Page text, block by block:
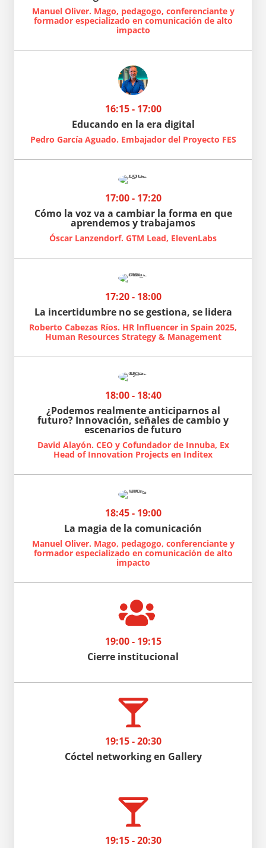
Manuel Oliver. Mago, pedagogo, conferenciante y
formador especializado en comunicación de alto
impacto
16:15 - 17:00
Educando en la era digital
Pedro García Aguado. Embajador del Proyecto FES
17:00 - 17:20
Cómo la voz va a cambiar la forma en que
aprendemos y trabajamos
Óscar Lanzendorf. GTM Lead, ElevenLabs
17:20 - 18:00
La incertidumbre no se gestiona, se lidera
Roberto Cabezas Ríos. HR lnfluencer in Spain 2025,
Human Resources Strategy & Management
18:00 - 18:40
¿Podemos realmente anticiparnos al
futuro? Innovación, señales de cambio y
escenarios de futuro
David Alayón. CEO y Cofundador de Innuba, Ex
Head of Innovation Projects en Inditex
18:45 - 19:00
La magia de la comunicación
Manuel Oliver. Mago, pedagogo, conferenciante y
formador especializado en comunicación de alto
impacto

19:00 - 19:15
Cierre institucional

19:15 - 20:30
Cóctel networking en Gallery

19:15 - 20:30